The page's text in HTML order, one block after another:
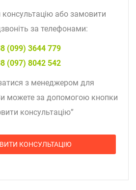
або замовити
за телефонами:
(099) 3644 779
(097) 8042 542
з менеджером для
можете за допомогою кнопки
консультацію”
КОНСУЛЬТАЦІЮ